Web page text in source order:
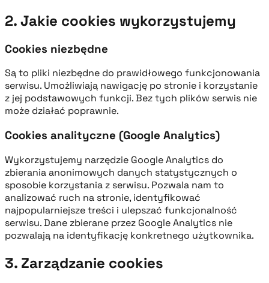
2. Jakie cookies wykorzystujemy
Cookies niezbędne
Są to pliki niezbędne do prawidłowego funkcjonowania
serwisu. Umożliwiają nawigację po stronie i korzystanie
z jej podstawowych funkcji. Bez tych plików serwis nie
może działać poprawnie.
Cookies analityczne (Google Analytics)
Wykorzystujemy narzędzie Google Analytics do
zbierania anonimowych danych statystycznych o
sposobie korzystania z serwisu. Pozwala nam to
analizować ruch na stronie, identyfikować
najpopularniejsze treści i ulepszać funkcjonalność
serwisu. Dane zbierane przez Google Analytics nie
pozwalają na identyfikację konkretnego użytkownika.
3. Zarządzanie cookies